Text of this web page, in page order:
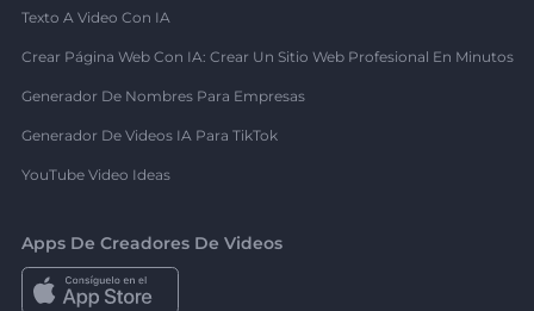
Texto A Video Con IA
Crear Página Web Con IA: Crear Un Sitio Web Profesional En Minutos
Generador De Nombres Para Empresas
Generador De Videos IA Para TikTok
YouTube Video Ideas
Apps De Creadores De Videos